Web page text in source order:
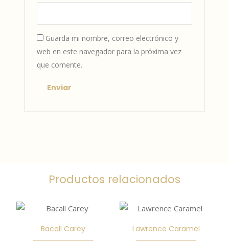
Guarda mi nombre, correo electrónico y
web en este navegador para la próxima vez
que comente.
Productos relacionados
Bacall Carey Lawrence Caramel